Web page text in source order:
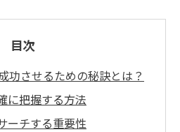
目次
功させるための秘訣とは？
に把握する方法
ーチする重要性